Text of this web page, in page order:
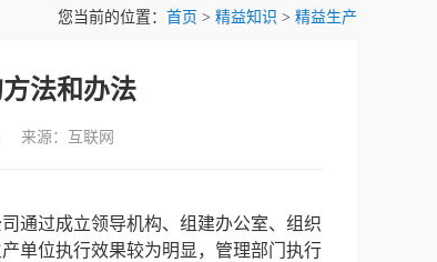
您当前的位置： 首页 > 精益知识 > 精益生产
法和办法
源：互联网
通过成立领导机构、组建办公室、组织
单位执行效果较为明显，管理部门执行